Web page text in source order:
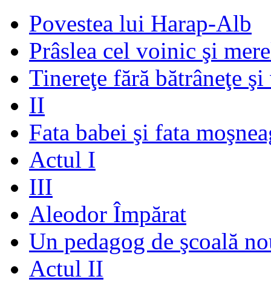
Povestea lui Harap-Alb
Prâslea cel voinic şi
Tinereţe fără bătrâneţe
II
Fata babei şi fata
Actul I
III
Aleodor Împărat
Un pedagog de şcoală
Actul II